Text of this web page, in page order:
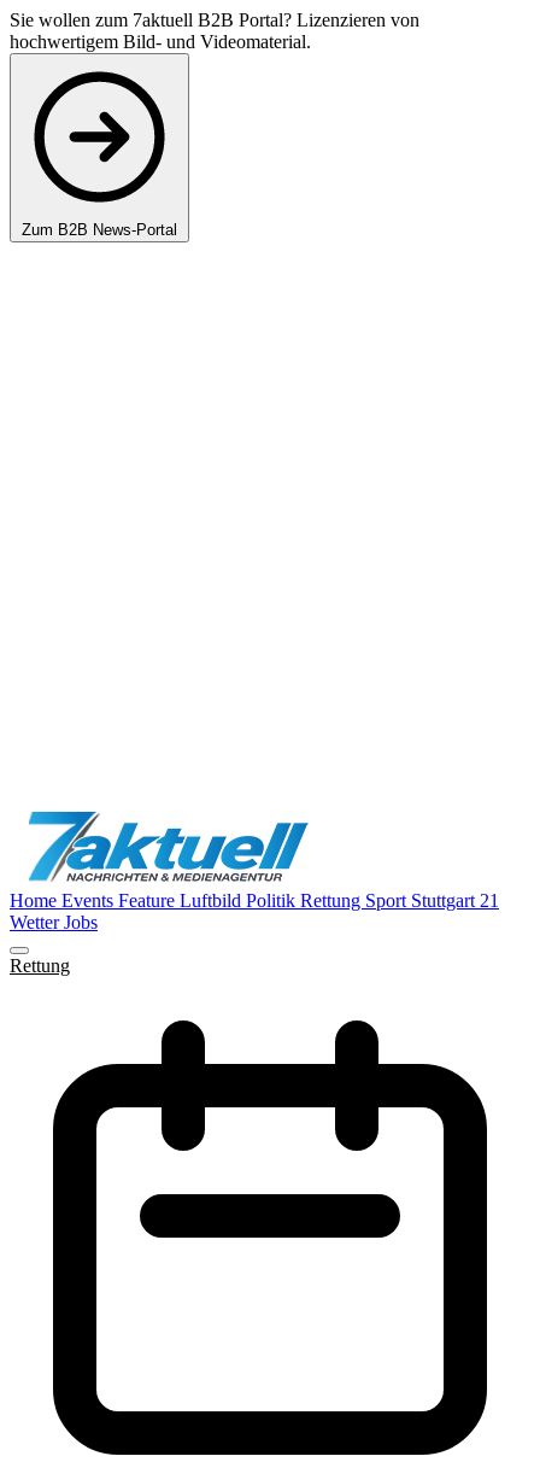
Sie wollen zum 7aktuell B2B Portal? Lizenzieren von
hochwertigem Bild- und Videomaterial.
Zum B2B News-Portal
Home Events Feature Luftbild Politik Rettung Sport Stuttgart 21
WetterJobs
Rettung